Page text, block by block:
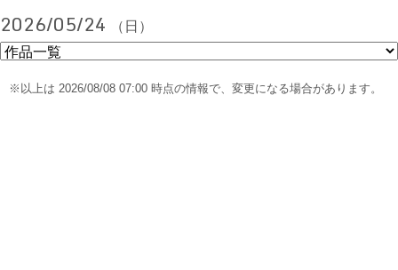
2026/05/24 （日）
※以上は 2026/08/08 07:00 時点の情報で、変更になる場合があります。